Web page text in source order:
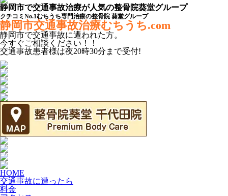
静岡市で交通事故治療が人気の整骨院葵堂グループ
クチコミNo.1むちうち専門治療の整骨院 葵堂グループ
静岡市交通事故治療むちうち.com
静岡市で交通事故に遭われた方。
今すぐご相談ください！！
交通事故患者様は夜20時30分 まで受付!
HOME
交通事故に遭ったら
料金